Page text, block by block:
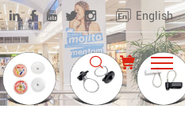
English